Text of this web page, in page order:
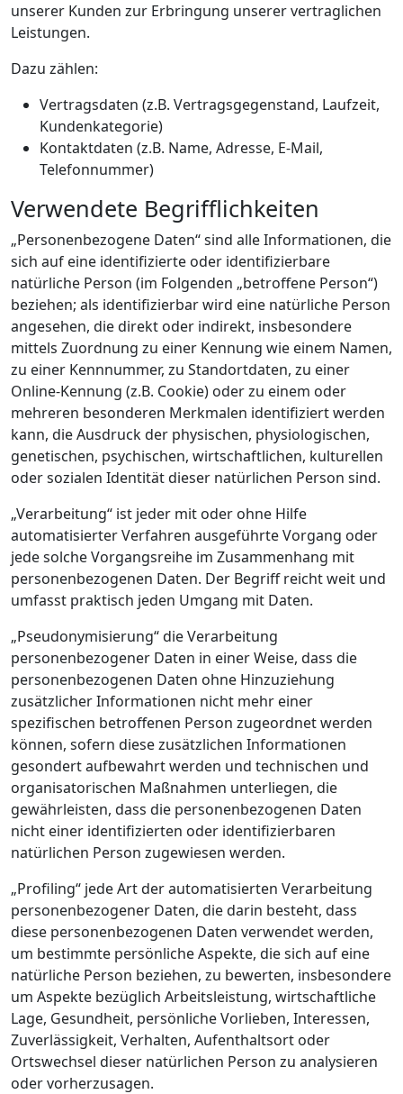
unserer Kunden zur Erbringung unserer vertraglichen
Leistungen.
Dazu zählen:
Vertragsdaten (z.B. Vertragsgegenstand, Laufzeit,
Kundenkategorie)
Kontaktdaten (z.B. Name, Adresse, E-Mail,
Telefonnummer)
Verwendete Begrifflichkeiten
„Personenbezogene Daten“ sind alle Informationen, die
sich auf eine identifizierte oder identifizierbare
natürliche Person (im Folgenden „betroffene Person“)
beziehen; als identifizierbar wird eine natürliche Person
angesehen, die direkt oder indirekt, insbesondere
mittels Zuordnung zu einer Kennung wie einem Namen,
zu einer Kennnummer, zu Standortdaten, zu einer
Online-Kennung (z.B. Cookie) oder zu einem oder
mehreren besonderen Merkmalen identifiziert werden
kann, die Ausdruck der physischen, physiologischen,
genetischen, psychischen, wirtschaftlichen, kulturellen
oder sozialen Identität dieser natürlichen Person sind.
„Verarbeitung“ ist jeder mit oder ohne Hilfe
automatisierter Verfahren ausgeführte Vorgang oder
jede solche Vorgangsreihe im Zusammenhang mit
personenbezogenen Daten. Der Begriff reicht weit und
umfasst praktisch jeden Umgang mit Daten.
„Pseudonymisierung“ die Verarbeitung
personenbezogener Daten in einer Weise, dass die
personenbezogenen Daten ohne Hinzuziehung
zusätzlicher Informationen nicht mehr einer
spezifischen betroffenen Person zugeordnet werden
können, sofern diese zusätzlichen Informationen
gesondert aufbewahrt werden und technischen und
organisatorischen Maßnahmen unterliegen, die
gewährleisten, dass die personenbezogenen Daten
nicht einer identifizierten oder identifizierbaren
natürlichen Person zugewiesen werden.
„Profiling“ jede Art der automatisierten Verarbeitung
personenbezogener Daten, die darin besteht, dass
diese personenbezogenen Daten verwendet werden,
um bestimmte persönliche Aspekte, die sich auf eine
natürliche Person beziehen, zu bewerten, insbesondere
um Aspekte bezüglich Arbeitsleistung, wirtschaftliche
Lage, Gesundheit, persönliche Vorlieben, Interessen,
Zuverlässigkeit, Verhalten, Aufenthaltsort oder
Ortswechsel dieser natürlichen Person zu analysieren
oder vorherzusagen.